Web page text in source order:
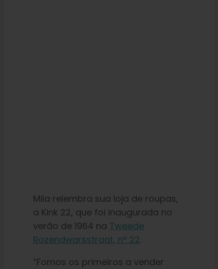
Mila relembra sua loja de roupas,
a Kink 22, que foi inaugurada no
verão de 1964 na Tweede
Rozendwarsstraat, nº 22.
“Fomos os primeiros a vender